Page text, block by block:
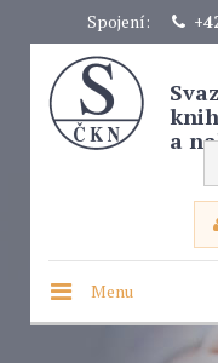
Spojení:
a
Menu